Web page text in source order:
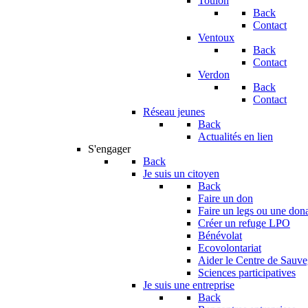
Back
Contact
Ventoux
Back
Contact
Verdon
Back
Contact
Réseau jeunes
Back
Actualités en lien
S'engager
Back
Je suis un citoyen
Back
Faire un don
Faire un legs ou une
Créer un refuge LPO
Bénévolat
Ecovolontariat
Aider le Centre de
Sciences participatives
Je suis une entreprise
Back